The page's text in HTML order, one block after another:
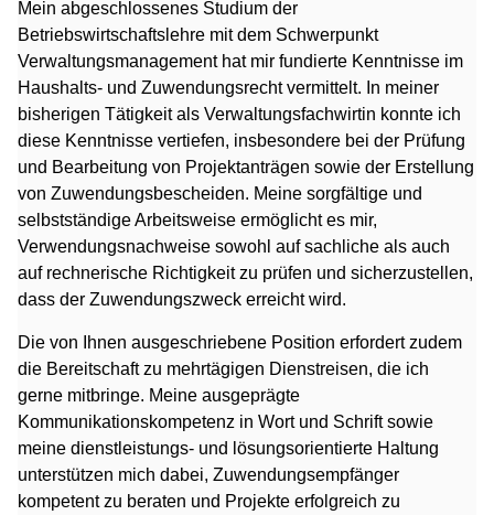
Mein abgeschlossenes Studium der
Betriebswirtschaftslehre mit dem Schwerpunkt
Verwaltungsmanagement hat mir fundierte Kenntnisse im
Haushalts- und Zuwendungsrecht vermittelt. In meiner
bisherigen Tätigkeit als Verwaltungsfachwirtin konnte ich
diese Kenntnisse vertiefen, insbesondere bei der Prüfung
und Bearbeitung von Projektanträgen sowie der Erstellung
von Zuwendungsbescheiden. Meine sorgfältige und
selbstständige Arbeitsweise ermöglicht es mir,
Verwendungsnachweise sowohl auf sachliche als auch
auf rechnerische Richtigkeit zu prüfen und sicherzustellen,
dass der Zuwendungszweck erreicht wird.
Die von Ihnen ausgeschriebene Position erfordert zudem
die Bereitschaft zu mehrtägigen Dienstreisen, die ich
gerne mitbringe. Meine ausgeprägte
Kommunikationskompetenz in Wort und Schrift sowie
meine dienstleistungs- und lösungsorientierte Haltung
unterstützen mich dabei, Zuwendungsempfänger
kompetent zu beraten und Projekte erfolgreich zu